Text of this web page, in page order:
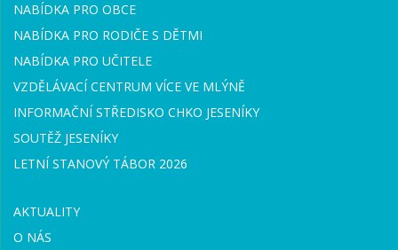
NABÍDKA PRO OBCE
NABÍDKA PRO RODIČE S DĚTMI
NABÍDKA PRO UČITELE
VZDĚLÁVACÍ CENTRUM VÍCE VE MLÝNĚ
INFORMAČNÍ STŘEDISKO CHKO JESENÍKY
SOUTĚŽ JESENÍKY
LETNÍ STANOVÝ TÁBOR 2026
AKTUALITY
O NÁS